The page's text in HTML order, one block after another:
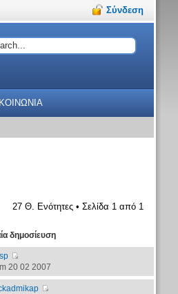
Σύνδεση
27 Θ. Ενότητες • Σελίδα 1από 1
δημοσίευση
20 02 2007